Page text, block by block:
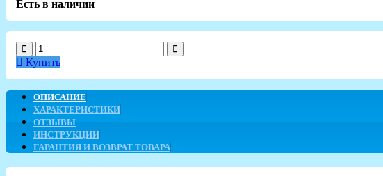
Есть в наличии
Купить
ОПИСАНИЕ
ХАРАКТЕРИСТИКИ
ОТЗЫВЫ
ИНСТРУКЦИИ
ГАРАНТИЯ И ВОЗВРАТ ТОВАРА